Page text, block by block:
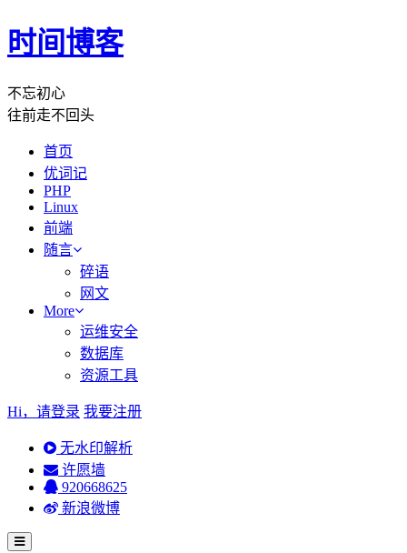
时间博客
不忘初心
往前走不回头
首页
优词记
PHP
Linux
前端
随言
碎语
网文
More
运维安全
数据库
资源工具
Hi，请登录 我要注册
无水印解析
许愿墙
920668625
新浪微博